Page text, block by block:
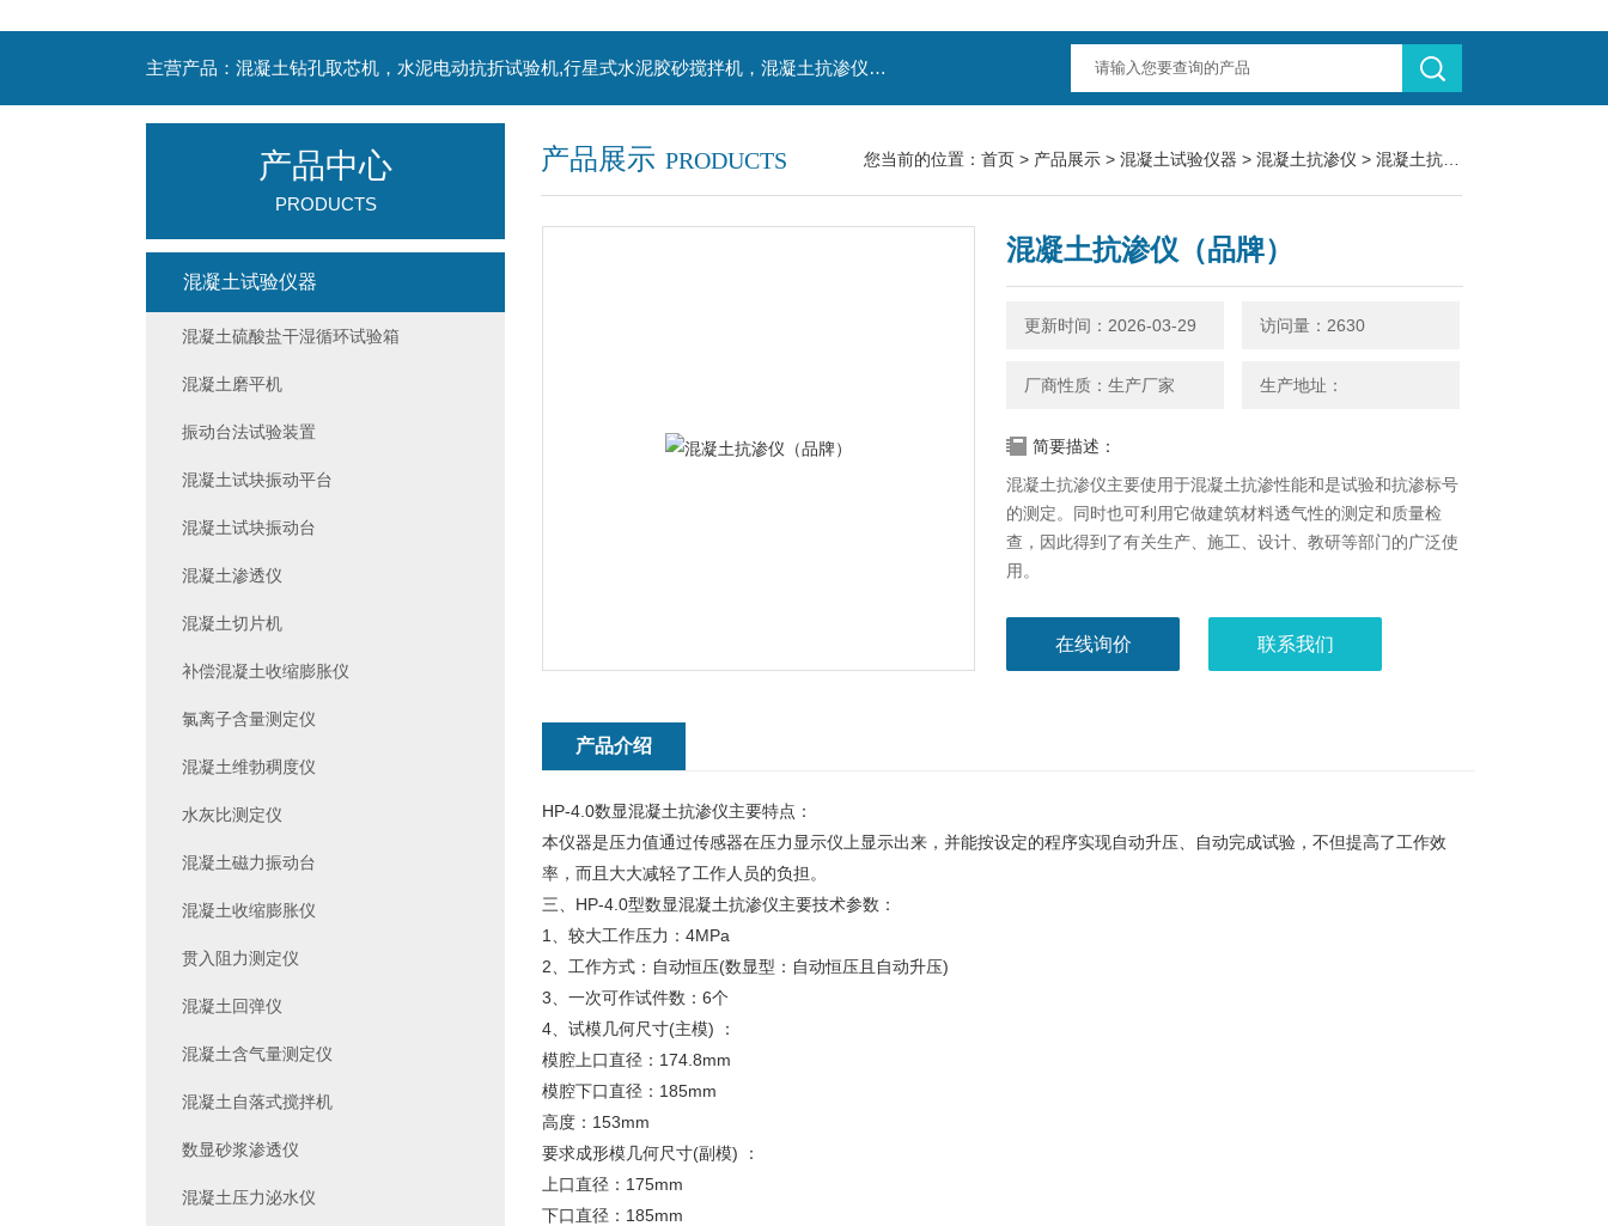
主营产品：混凝土钻孔取芯机，水泥电动抗折试验机,行星式水泥胶砂搅拌机，混凝土抗渗仪，水泥胶砂振实台，水泥净浆搅拌机，水泥细度负压筛析仪,混凝土含气量测定仪,混凝土振动台
产品展示 PRODUCTS 您当前的位置： 首页 > 产品展示 > 混凝土试验仪器 > 混凝土抗渗仪 > 混凝土抗渗仪（品牌）
混凝土抗渗仪（品牌）
更新时间：2026-03-29 访问量：2630
厂商性质：生产厂家 生产地址：
简要描述：
混凝土抗渗仪主要使用于混凝土抗渗性能和是试验和抗渗标号
的测定。同时也可利用它做建筑材料透气性的测定和质量检
查，因此得到了有关生产、施工、设计、教研等部门的广泛使
用。
在线询价 联系我们
产品介绍
HP-4.0数显混凝土抗渗仪主要特点：
本仪器是压力值通过传感器在压力显示仪上显示出来，并能按设定的程序实现自动升压、自动完成试验，不但提高了工作效
率，而且大大减轻了工作人员的负担。
三、HP-4.0型数显混凝土抗渗仪主要技术参数：
1、较大工作压力：4MPa
2、工作方式：自动恒压(数显型：自动恒压且自动升压)
3、一次可作试件数：6个
4、试模几何尺寸(主模) ：
模腔上口直径：174.8mm
模腔下口直径：185mm
高度：153mm
要求成形模几何尺寸(副模) ：
上口直径：175mm
下口直径：185mm
产品中心
PRODUCTS
混凝土试验仪器
混凝土硫酸盐干湿循环试验箱
混凝土磨平机
振动台法试验装置
混凝土试块振动平台
混凝土试块振动台
混凝土渗透仪
混凝土切片机
补偿混凝土收缩膨胀仪
氯离子含量测定仪
混凝土维勃稠度仪
水灰比测定仪
混凝土磁力振动台
混凝土收缩膨胀仪
贯入阻力测定仪
混凝土回弹仪
混凝土含气量测定仪
混凝土自落式搅拌机
数显砂浆渗透仪
混凝土压力泌水仪